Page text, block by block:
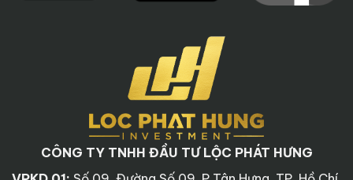
CÔNG TY TNHH ĐẦU TƯ LỘC PHÁT HƯNG